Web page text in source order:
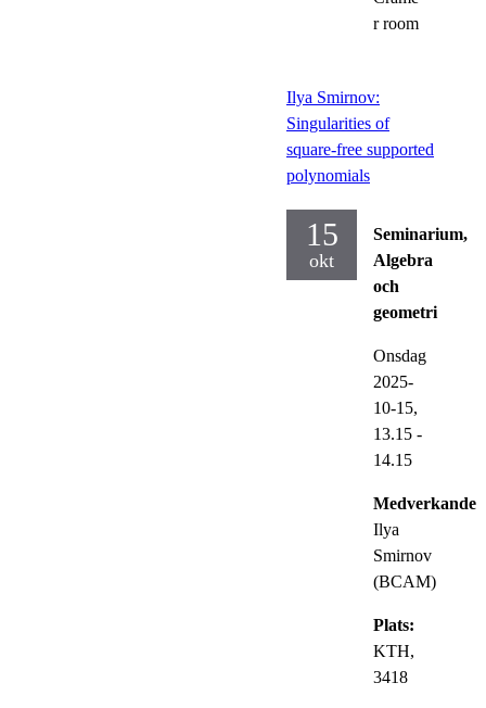
r room
Ilya Smirnov:
Singularities of
square-free supported
polynomials
15
okt
Seminarium,
Algebra
och
geometri
Onsdag
2025-
10-15,
13.15 -
14.15
Medverkande:
Ilya
Smirnov
(BCAM)
Plats:
KTH,
3418